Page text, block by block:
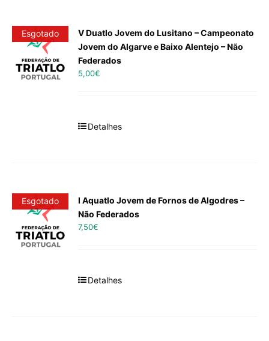
Esgotado
V Duatlo Jovem do Lusitano – Campeonato
Jovem do Algarve e Baixo Alentejo – Não
Federados
5,00€
Detalhes
Esgotado
I Aquatlo Jovem de Fornos de Algodres –
Não Federados
7,50€
Detalhes